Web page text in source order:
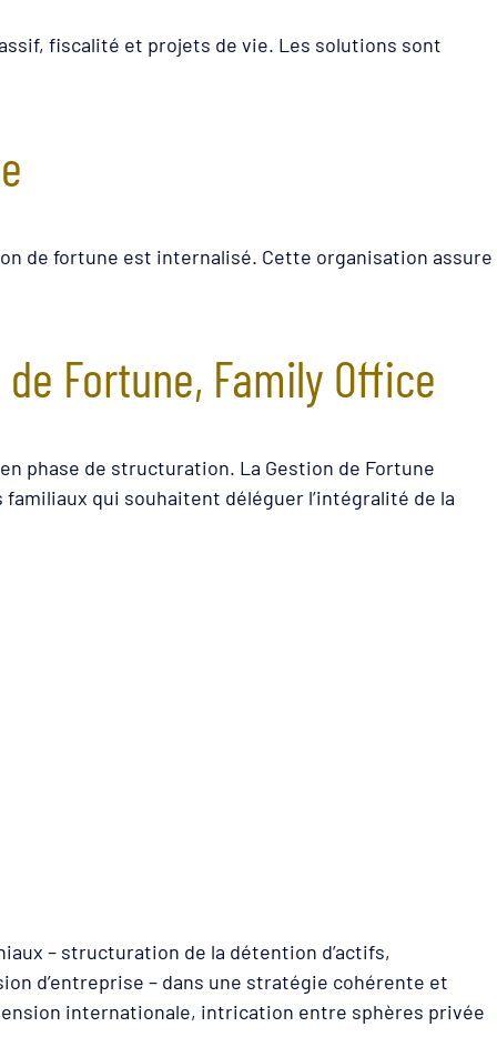
fiscalité et projets de vie. Les solutions sont
de fortune est internalisé. Cette organisation assure
Fortune, Family Office
phase de structuration. La Gestion de Fortune
qui souhaitent déléguer l’intégralité de la
– structuration de la détention d’actifs,
d’entreprise – dans une stratégie cohérente et
internationale, intrication entre sphères privée